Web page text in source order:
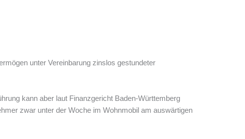
unter Vereinbarung zinslos gestundeter
kann aber laut Finanzgericht Baden-Württemberg
zwar unter der Woche im Wohnmobil am auswärtigen